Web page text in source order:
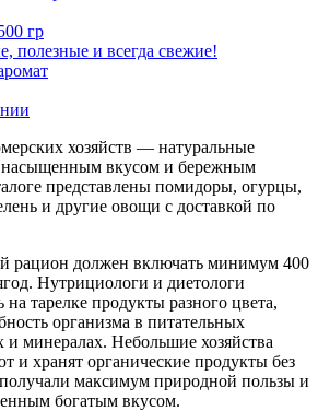
гр
полезные и всегда свежие!
хозяйств — натуральные
насыщенным вкусом и бережным
представлены помидоры, огурцы,
и другие овощи с доставкой по
рацион должен включать минимум 400
Нутрициологи и диетологи
на тарелке продукты разного цвета,
организма в питательных
и минералах. Небольшие хозяйства
и хранят органические продукты без
максимум природной пользы и
богатым вкусом.